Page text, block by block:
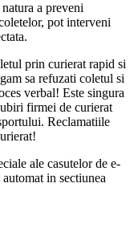
a preveni
pot interveni
prin curierat rapid si
sa refuzati coletul si
verbal! Este singura
firmei de curierat
Reclamatiile
ale casutelor de e-
in sectiunea